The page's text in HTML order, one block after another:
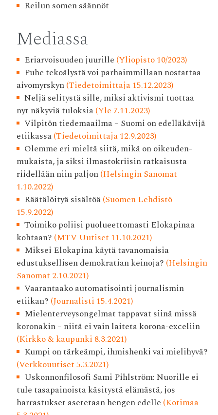
Reilun somen säännöt
Mediassa
Eriarvoisuuden juurille (Yliopisto 10/2023)
Puhe tekoälystä voi parhaimmillaan nostattaa
aivomyrskyn(Tiedetoimittaja 15.12.2023)
Neljä selitystä sille, miksi aktivismi tuottaa
nyt näkyviä tuloksia(Yle 7.11.2023)
Vilpitön tiedemaailma – Suomi on edelläkävijä
etiikassa(Tiedetoimittaja 12.9.2023)
Olemme eri mieltä siitä, mikä on oikeuden­
mukaista, ja siksi ilmasto­kriisin ratkaisusta
riidellään niin paljon(Helsingin Sanomat
1.10.2022)
Räätälöityä sisältöä(Suomen Lehdistö
15.9.2022)
Toimiko poliisi puolueettomasti Elokapinaa
kohtaan? (MTV Uutiset 11.10.2021)
Miksei Elokapina käytä tavanomaisia
edustuksellisen demokratian keinoja? (Helsingin
Sanomat 2.10.2021)
Vaarantaako automatisointi journalismin
etiikan? (Journalisti 15.4.2021)
Mielenterveysongelmat tappavat siinä missä
koronakin – niitä ei vain laiteta korona-exceliin
(Kirkko & kaupunki 8.3.2021)
Kumpi on tärkeämpi, ihmishenki vai mielihyvä?
(Verkkouutiset 5.3.2021)
Uskonnonfilosofi Sami Pihlström: Nuorille ei
tule tasapainoista käsitystä elämästä, jos
harrastukset asetetaan hengen edelle (Kotimaa